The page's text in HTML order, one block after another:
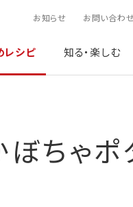
お知らせ お問い合わ
レシピ 知る・楽しむ
ちゃポ